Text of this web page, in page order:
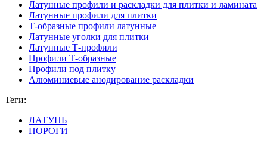
Латунные профили и раскладки для плитки и ламината
Латунные профили для плитки
Т-образные профили латунные
Латунные уголки для плитки
Латунные Т-профили
Профили Т-образные
Профили под плитку
Алюминиевые анодирование раскладки
Теги:
ЛАТУНЬ
ПОРОГИ